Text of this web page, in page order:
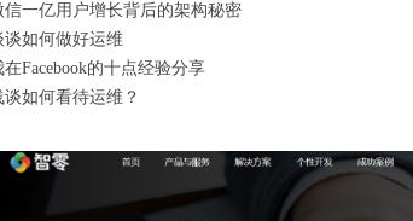
信一亿用户增长背后的架构秘密
谈如何做好运维
在Facebook的十点经验分享
谈如何看待运维？